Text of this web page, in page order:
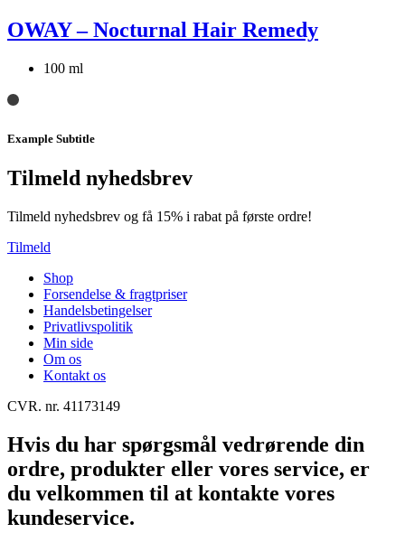
OWAY – Nocturnal Hair Remedy
100 ml
Example Subtitle
Tilmeld nyhedsbrev
Tilmeld nyhedsbrev og få 15% i rabat på første ordre!
Tilmeld
Shop
Forsendelse & fragtpriser
Handelsbetingelser
Privatlivspolitik
Min side
Om os
Kontakt os
CVR. nr. 41173149
Hvis du har spørgsmål vedrørende din
ordre, produkter eller vores service, er
du velkommen til at kontakte vores
kundeservice.